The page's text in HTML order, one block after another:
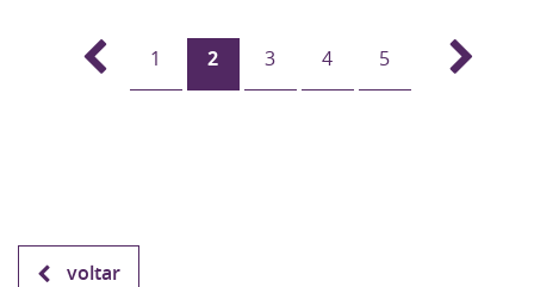
1 2 3 4 5
voltar